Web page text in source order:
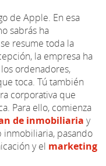
de Apple. En esa
sabrás ha
resume toda la
la empresa ha
ordenadores,
toca. Tú también
corporativa que
Para ello, comienza
de inmobiliaria y
pasando
y el marketing